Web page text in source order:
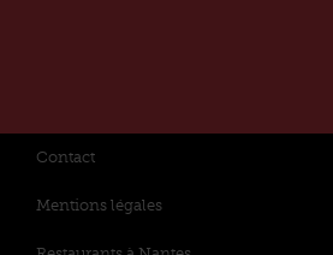
Contact
Mentions légales